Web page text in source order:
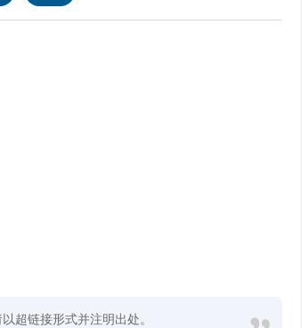
超链接形式并注明出处。